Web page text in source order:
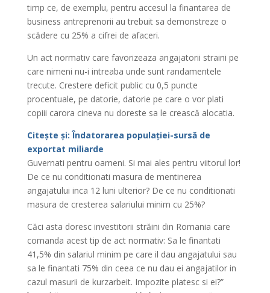
timp ce, de exemplu, pentru accesul la finantarea de
business antreprenorii au trebuit sa demonstreze o
scădere cu 25% a cifrei de afaceri.
Un act normativ care favorizeaza angajatorii straini pe
care nimeni nu-i intreaba unde sunt randamentele
trecute. Crestere deficit public cu 0,5 puncte
procentuale, pe datorie, datorie pe care o vor plati
copiii carora cineva nu doreste sa le crească alocatia.
Citește și: Îndatorarea populației-sursă de
exportat miliarde
Guvernati pentru oameni. Si mai ales pentru viitorul lor!
De ce nu conditionati masura de mentinerea
angajatului inca 12 luni ulterior? De ce nu conditionati
masura de cresterea salariului minim cu 25%?
Căci asta doresc investitorii străini din Romania care
comanda acest tip de act normativ: Sa le finantati
41,5% din salariul minim pe care il dau angajatului sau
sa le finantati 75% din ceea ce nu dau ei angajatilor in
cazul masurii de kurzarbeit. Impozite platesc si ei?”